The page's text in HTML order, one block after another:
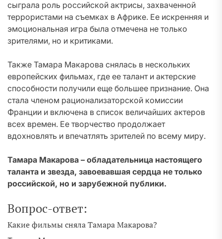
сыграла роль российской актрисы, захваченной
террористами на съемках в Африке. Ее искренняя и
эмоциональная игра была отмечена не только
зрителями, но и критиками.
Также Тамара Макарова снялась в нескольких
европейских фильмах, где ее талант и актерские
способности получили еще большее признание. Она
стала членом рационализаторской комиссии
Франции и включена в список величайших актеров
всех времен. Ее творчество продолжает
вдохновлять и впечатлять зрителей по всему миру.
Тамара Макарова – обладательница настоящего
таланта и звезда, завоевавшая сердца не только
российской, но и зарубежной публики.
Вопрос-ответ:
Какие фильмы сняла Тамара Макарова?